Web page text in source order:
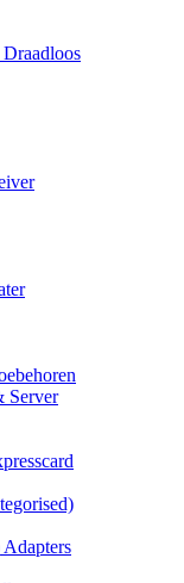
Server